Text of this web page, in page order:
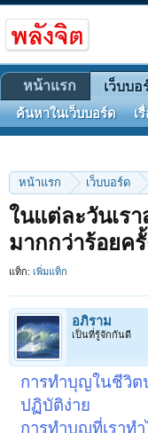
หน้าแรก เว็บบอร์ด
ในแต่ละวันเร
มากกว่าร้อยครั้
แท็ก: เพิ่มแท็ก
อภิราม
เป็นที่รู้จักกันดี
การทำบุญในชีวิต
ปฏิบัติง่าย
การทำบุญที่เราท
หน้าแรก เว็บบอ
ค้นหาในเว็บบอร์ด เ